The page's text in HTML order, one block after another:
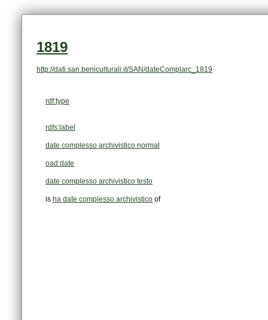
1819
http://dati.san.beniculturali.it/SAN/dateComplarc_1819
rdf:type
rdfs:label
date complesso archivistico normal
oad:date
date complesso archivistico testo
is ha date complesso archivistico of